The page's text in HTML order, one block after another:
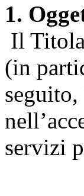
1.
Il
(in
servizi